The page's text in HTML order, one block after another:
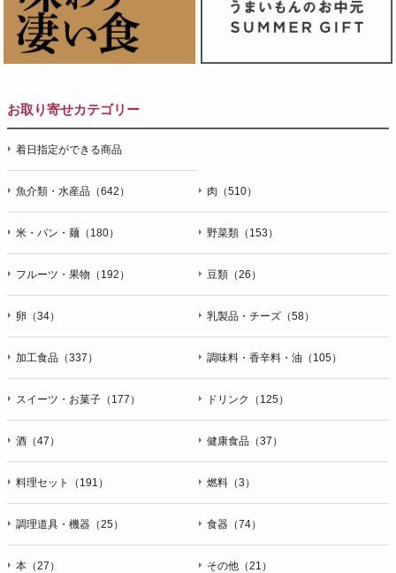
お取り寄せカテゴリー
着日指定ができる商品
魚介類・水産品（642） 肉（510）
米・パン・麺（180） 野菜類（153）
フルーツ・果物（192） 豆類（26）
卵（34） 乳製品・チーズ（58）
加工食品（337） 調味料・香辛料・油（105）
スイーツ・お菓子（177） ドリンク（125）
酒（47） 健康食品（37）
料理セット（191） 燃料（3）
調理道具・機器（25） 食器（74）
本（27） その他（21）